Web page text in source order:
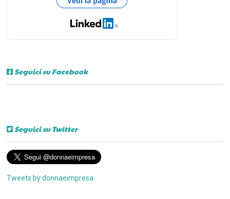
Seguici su Facebook
Seguici su Twitter
Tweets by donnaeimpresa